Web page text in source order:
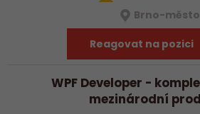
Brno-město
Reagovat na pozici
WPF Developer -
mezinárodní